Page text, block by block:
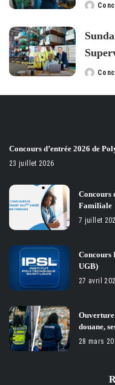
Posted
Posted
Concours d’entrée 2026 de
23 juillet 2026
Concours
Familiale
7 juillet
Concours
UGB)
27 avril
douane,
28 mars